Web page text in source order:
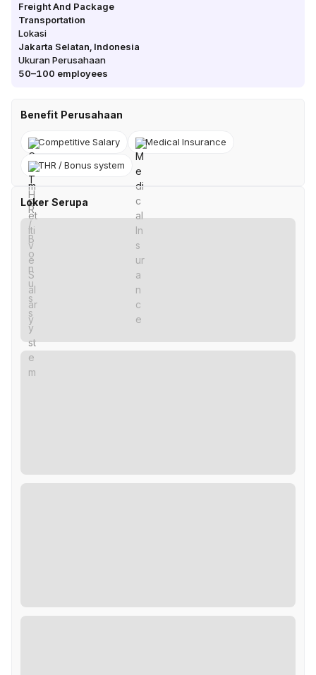
Freight And Package
Transportation
Lokasi
Jakarta Selatan Indonesia
Ukuran Perusahaan
50–100 employees
Benefit Perusahaan
Competitive Salary Medical Insurance
THR / Bonus system
Loker Serupa